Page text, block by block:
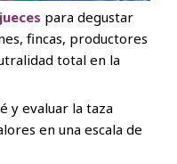
para degustar
fincas, productores
total en la
y evaluar la taza
en una escala de